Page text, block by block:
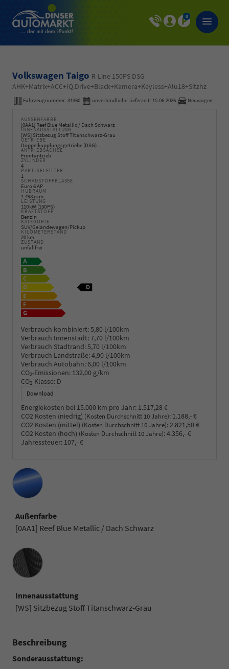
0
Volkswagen Taigo R-Line 150PS DSG
AHK+Matrix+ACC+IQ.Drive+Black+Kamera+Keyless+Alu18+Sitzhz
Fahrzeugnummer: 31360 unverbindliche Lieferzeit: 15.06.2026 Neuwagen
AUSSENFARBE
[0AA1] Reef Blue Metallic / Dach Schwarz
INNENAUSSTATTUNG
[WS] Sitzbezug Stoff Titanschwarz-Grau
GETRIEBE
Doppelkupplungsgetriebe (DSG)
ANTRIEBSACHSE
Frontantrieb
ZYLINDER
4
PARTIKELFILTER
1
SCHADSTOFFKLASSE
Euro 6 AP
HUBRAUM
1.498 ccm
LEISTUNG
110 kW (150 PS)
KRAFTSTOFF
Benzin
KATEGORIE
SUV/Geländewagen/Pickup
KILOMETERSTAND
20 km
ZUSTAND
unfallfrei
Verbrauch kombiniert:5,80 l/100km
Verbrauch Innenstadt:7,70 l/100km
Verbrauch Stadtrand:5,70 l/100km
Verbrauch Landstraße:4,90 l/100km
Verbrauch Autobahn: 6,00 l/100km
CO2-Emissionen: 132,00 g/km
CO2-Klasse: D
Download
Energiekosten bei 15.000 km pro Jahr: 1.517,28 €
CO2 Kosten (niedrig) (Kosten Durchschnitt 10 Jahre): 1.188,- €
CO2 Kosten (mittel) (Kosten Durchschnitt 10 Jahre): 2.821,50 €
CO2 Kosten (hoch) (Kosten Durchschnitt 10 Jahre):4.356,- €
Jahressteuer: 107,- €
Außenfarbe
[0AA1] Reef Blue Metallic / Dach Schwarz
Innenausstattung
Innenausstattung
[WS] Sitzbezug Stoff Titanschwarz-Grau
Beschreibung
Sonderausstattung: